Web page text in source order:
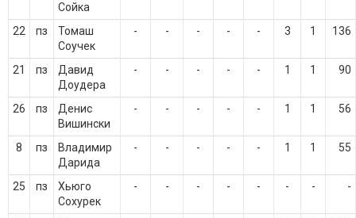
Сойка
22 пз
Томаш
Соучек
- - - - - 3 1 136
21 пз
Давид
Доудера
- - - - - 1 1 90
26 пз
Денис
Вишински
- - - - - 1 1 56
8 пз
Владимир
Дарида
- - - - - 1 1 55
25 пз
Хьюго
Сохурек
- - - - - - - -